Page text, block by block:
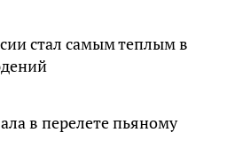
стал самым теплым в
в перелете пьяному